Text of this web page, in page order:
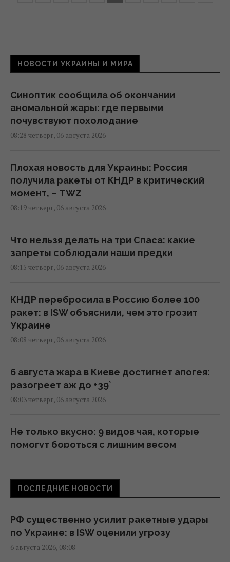
НОВОСТИ УКРАИНЫ И МИРА
Синоптик сообщила об окончании
аномальной жары: где первыми
почувствуют похолодание
08:28 четверг, 06 августа 2026
Плохая новость для Украины: Россия
получила ракеты от КНДР в критический
момент, – TWZ
08:19 четверг, 06 августа 2026
Что нельзя делать на три Спаса: какие
запреты соблюдали наши предки
08:15 четверг, 06 августа 2026
КНДР перебросила в Россию более 100
ракет: в ISW объяснили, чем это грозит
Украине
08:08 четверг, 06 августа 2026
6 августа жара в Киеве достигнет апогея:
разогреет аж до +39°
08:03 четверг, 06 августа 2026
Не только вкусно: 9 видов чая, которые
помогут бороться с лишним весом
Зеленский обвинил партнеров в
Киеву, - WP
07:37 четверг, 06 августа 2026
ПОСЛЕДНИЕ НОВОСТИ
РФ существенно усилит ракетные удары
по Украине: в ISW оценили угрозу
6 августа 2026, 08:08